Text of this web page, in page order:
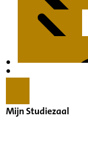
Mijn Studiezaal